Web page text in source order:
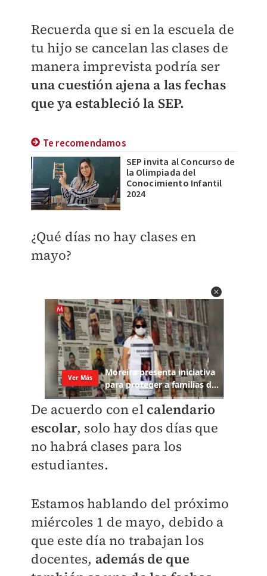
Recuerda que si en la escuela de
tu hijo se cancelan las clases de
manera imprevista podría ser
una cuestión ajena a las fechas
que ya estableció la SEP.
Te recomendamos
SEP invita al Concurso de
la Olimpiada del
Conocimiento Infantil
2024
¿Qué días no hay clases en
mayo?
De acuerdo con el calendario
escolar, solo hay dos días que
no habrá clases para los
estudiantes.
Estamos hablando del próximo
miércoles 1 de mayo, debido a
que este día no trabajan los
docentes, además de que